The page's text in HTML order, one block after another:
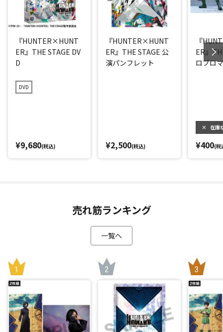
『HUNTER×HUNT
ER』THE STAGE DV
D
DVD
¥9,680(税込)
『HUNTER×HUNT
ER』THE STAGE 公
演パンフレット
¥2,500(税込)
『
ER』
ロブロ
× 在庫
¥400(税
売れ筋ランキング
一覧へ